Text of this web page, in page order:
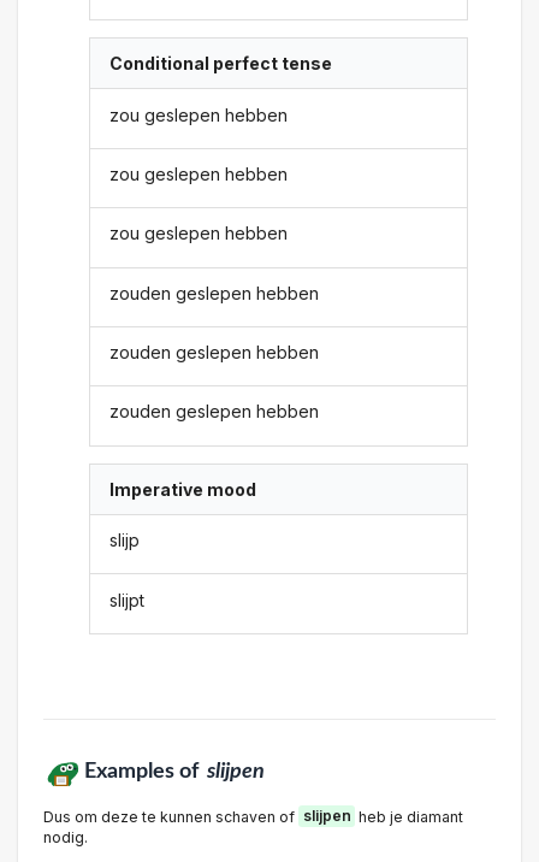
Conditional perfect tense
zou geslepen hebben
zou geslepen hebben
zou geslepen hebben
zouden geslepen hebben
zouden geslepen hebben
zouden geslepen hebben
Imperative mood
slijp
slijpt
Examples of slijpen
Dus om deze te kunnen schaven of slijpen heb je diamant
nodig.